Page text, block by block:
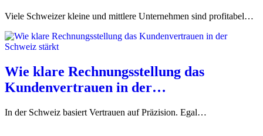
Viele Schweizer kleine und mittlere Unternehmen sind profitabel…
Wie klare Rechnungsstellung das
Kundenvertrauen in der…
In der Schweiz basiert Vertrauen auf Präzision. Egal…